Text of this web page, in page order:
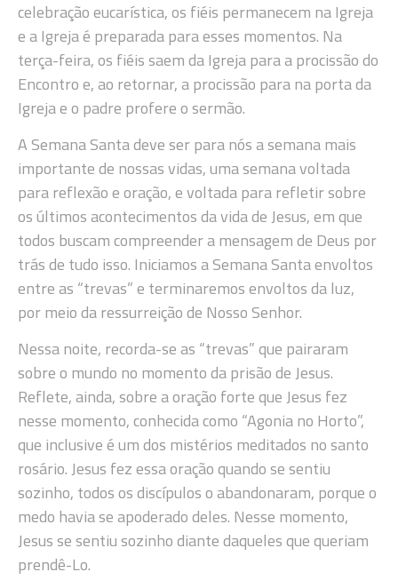
celebração eucarística, os fiéis permanecem na Igreja
e a Igreja é preparada para esses momentos. Na
terça-feira, os fiéis saem da Igreja para a procissão do
Encontro e, ao retornar, a procissão para na porta da
Igreja e o padre profere o sermão.
A Semana Santa deve ser para nós a semana mais
importante de nossas vidas, uma semana voltada
para reflexão e oração, e voltada para refletir sobre
os últimos acontecimentos da vida de Jesus, em que
todos buscam compreender a mensagem de Deus por
trás de tudo isso. Iniciamos a Semana Santa envoltos
entre as “trevas” e terminaremos envoltos da luz,
por meio da ressurreição de Nosso Senhor.
Nessa noite, recorda-se as “trevas” que pairaram
sobre o mundo no momento da prisão de Jesus.
Reflete, ainda, sobre a oração forte que Jesus fez
nesse momento, conhecida como “Agonia no Horto”,
que inclusive é um dos mistérios meditados no santo
rosário. Jesus fez essa oração quando se sentiu
sozinho, todos os discípulos o abandonaram, porque o
medo havia se apoderado deles. Nesse momento,
Jesus se sentiu sozinho diante daqueles que queriam
prendê-Lo.